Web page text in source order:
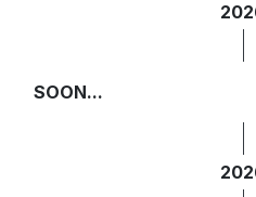
SOON...